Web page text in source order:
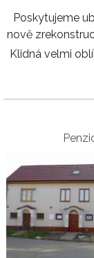
Poskytujeme
nově
Klidná velmi